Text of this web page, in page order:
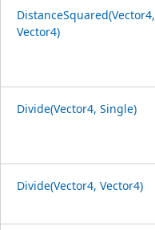
DistanceSquared(Vector4,
Vector4)
Divide(Vector4, Single)
Divide(Vector4, Vector4)